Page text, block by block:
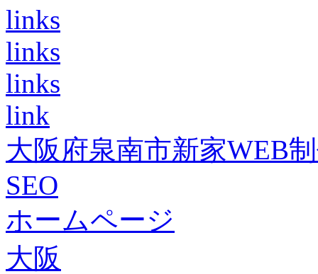
links
links
links
link
大阪府泉南市新家WEB
SEO
ホームページ
大阪